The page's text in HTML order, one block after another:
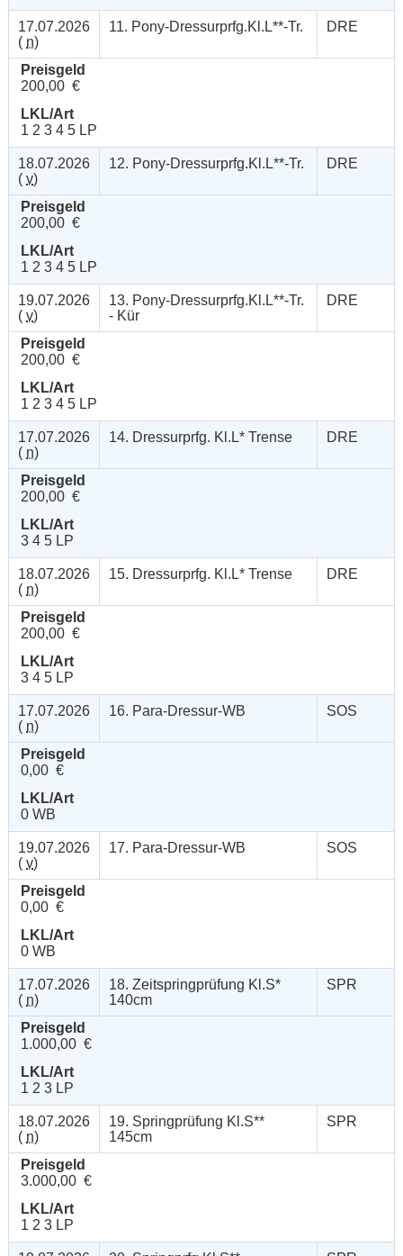
17.07.2026
( n)
11. Pony-Dressurprfg.Kl.L**-Tr. DRE
Preisgeld
200,00 €
LKL/Art
1 2 3 4 5 LP
18.07.2026
( v)
12. Pony-Dressurprfg.Kl.L**-Tr. DRE
Preisgeld
200,00 €
LKL/Art
1 2 3 4 5 LP
19.07.2026
( v)
13. Pony-Dressurprfg.Kl.L**-Tr.
- Kür
DRE
Preisgeld
200,00 €
LKL/Art
1 2 3 4 5 LP
17.07.2026
( n)
14. Dressurprfg. Kl.L* Trense DRE
Preisgeld
200,00 €
LKL/Art
3 4 5 LP
18.07.2026
( n)
15. Dressurprfg. Kl.L* Trense DRE
Preisgeld
200,00 €
LKL/Art
3 4 5 LP
17.07.2026
( n)
16. Para-Dressur-WB SOS
Preisgeld
0,00 €
LKL/Art
0 WB
19.07.2026
( v)
17. Para-Dressur-WB SOS
Preisgeld
0,00 €
LKL/Art
0 WB
17.07.2026
( n)
18. Zeitspringprüfung Kl.S*
140cm
SPR
Preisgeld
1.000,00 €
LKL/Art
1 2 3 LP
18.07.2026
( n)
19. Springprüfung Kl.S**
145cm
SPR
Preisgeld
3.000,00 €
LKL/Art
1 2 3 LP